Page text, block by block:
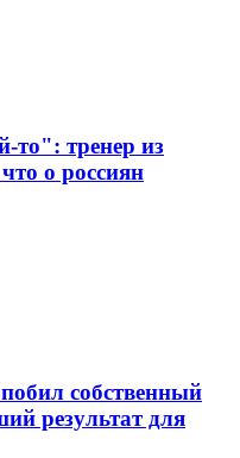
то": тренер из
о россиян
собственный
результат для